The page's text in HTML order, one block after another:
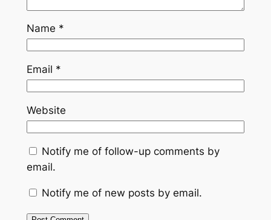
Name *
Email *
Website
Notify me of follow-up comments by
email.
Notify me of new posts by email.